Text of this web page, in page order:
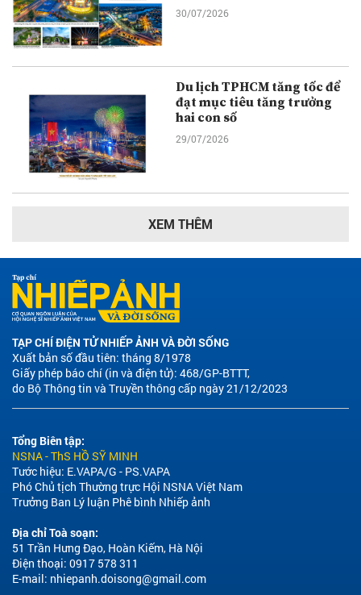
30/07/2026
Du lịch TPHCM tăng tốc để
đạt mục tiêu tăng trưởng
hai con số
29/07/2026
XEM THÊM
TẠP CHÍ ĐIỆN TỬ NHIẾP ẢNH VÀ ĐỜI SỐNG
Xuất bản số đầu tiên: tháng 8/1978
Giấy phép báo chí (in và điện tử): 468/GP-BTTT,
do Bộ Thông tin và Truyền thông cấp ngày 21/12/2023
Tổng Biên tập:
NSNA - ThS HỒ SỸ MINH
Tước hiệu: E.VAPA/G - PS.VAPA
Phó Chủ tịch Thường trực Hội NSNA Việt Nam
Trưởng Ban Lý luận Phê bình Nhiếp ảnh
Địa chỉ Toà soạn:
51 Trần Hưng Đạo, Hoàn Kiếm, Hà Nội
Điện thoại: 0917 578 311
E-mail: nhiepanh.doisong@gmail.com